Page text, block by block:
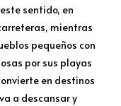
sentido, en
mientras
pequeños con
por sus playas
en destinos
a descansar y